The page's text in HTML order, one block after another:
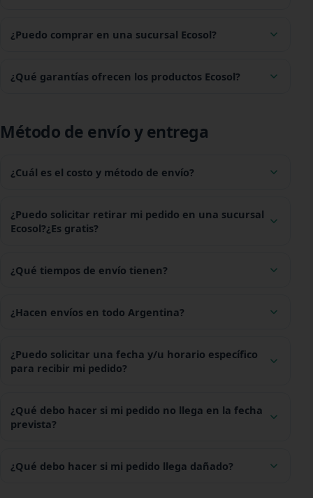
¿Puedo comprar en una sucursal Ecosol?
¿Qué garantías ofrecen los productos Ecosol?
Método de envío y entrega
¿Cuál es el costo y método de envío?
¿Puedo solicitar retirar mi pedido en una sucursal
Ecosol?¿Es gratis?
¿Qué tiempos de envío tienen?
¿Hacen envíos en todo Argentina?
¿Puedo solicitar una fecha y/u horario específico
para recibir mi pedido?
¿Qué debo hacer si mi pedido no llega en la fecha
prevista?
¿Qué debo hacer si mi pedido llega dañado?